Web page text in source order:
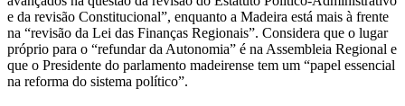
e da revisão Constitucional”, enquanto a Madeira está mais à frente
na “revisão da Lei das Finanças Regionais”. Considera que o lugar
próprio para o “refundar da Autonomia” é na Assembleia Regional e
que o Presidente do parlamento madeirense tem um “papel essencial
na reforma do sistema político”.